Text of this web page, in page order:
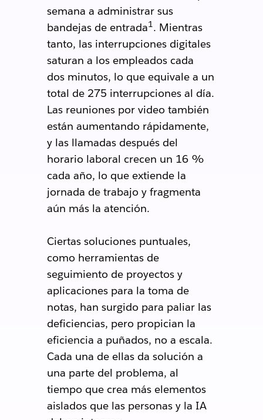
semana a administrar sus
bandejas de entrada1. Mientras
tanto, las interrupciones digitales
saturan a los empleados cada
dos minutos, lo que equivale a un
total de 275 interrupciones al día.
Las reuniones por video también
están aumentando rápidamente,
y las llamadas después del
horario laboral crecen un 16 %
cada año, lo que extiende la
jornada de trabajo y fragmenta
aún más la atención.
Ciertas soluciones puntuales,
como herramientas de
seguimiento de proyectos y
aplicaciones para la toma de
notas, han surgido para paliar las
deficiencias, pero propician la
eficiencia a puñados, no a escala.
Cada una de ellas da solución a
una parte del problema, al
tiempo que crea más elementos
aislados que las personas y la IA